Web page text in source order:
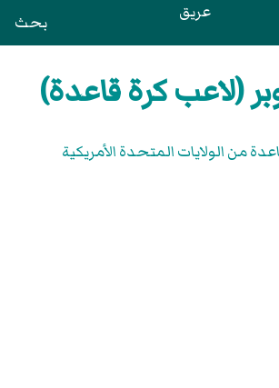
عريق بحث
(لاعب كرة قاعدة)
من الولايات المتحدة الأمريكية